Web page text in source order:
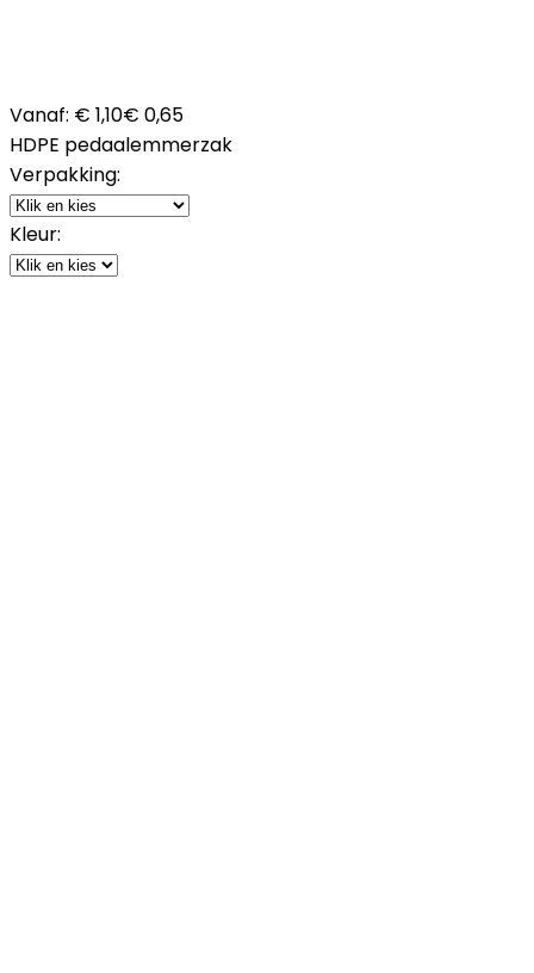
Vanaf: € 1,10€ 0,65
HDPE pedaalemmerzak
Verpakking:
Kleur: